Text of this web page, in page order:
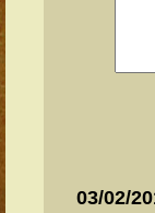
03/02/